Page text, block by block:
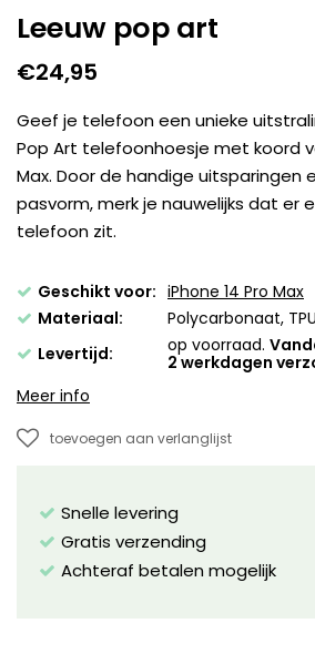
Leeuw pop art
€24,95
Geef je telefoon een unieke
Pop Art telefoonhoesje met koord
Max. Door de handige uitsparingen
pasvorm, merk je nauwelijks dat er
telefoon zit.
Geschikt voor: iPhone 14 Pro Max
Materiaal:
Polycarbonaat, TPU
Levertijd:
op voorraad.
2 werkdagen
Meer info
toevoegen aan verlanglijst
Snelle levering
Gratis verzending
Achteraf betalen mogelijk